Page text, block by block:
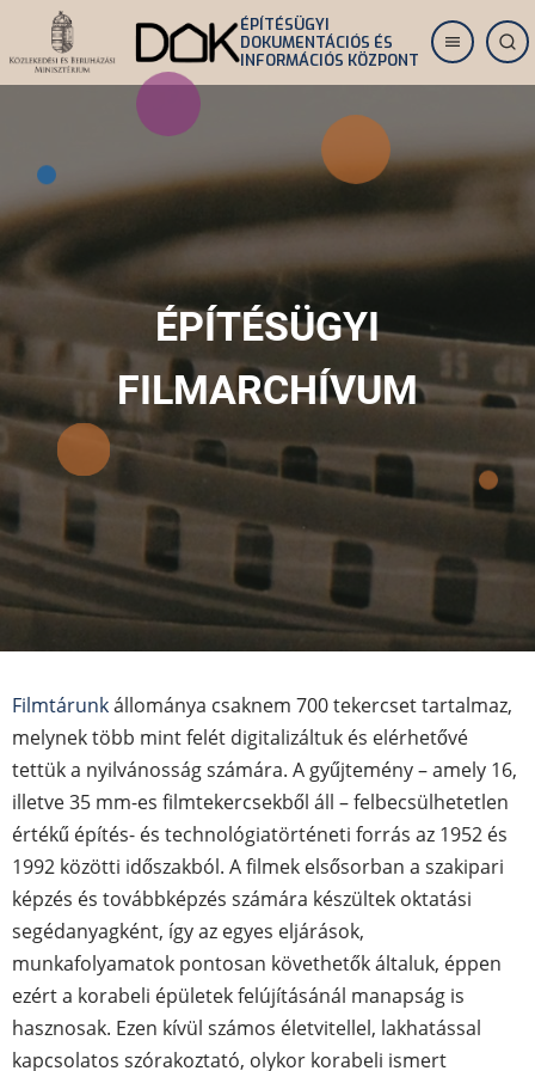
Ugrás
tartalomra
ÉPÍTÉSÜGYI
DOKUMENTÁCIÓS ÉS
INFORMÁCIÓS KÖZPONT
ÉPÍTÉSÜGYI
FILMARCHÍVUM
Filmtárunkállománya csaknem 700 tekercset tartalmaz,
melynek több mint felét digitalizáltuk és elérhetővé
tettük a nyilvánosság számára. A gyűjtemény – amely 16,
illetve 35 mm-es filmtekercsekből áll – felbecsülhetetlen
értékű építés- és technológiatörténeti forrás az 1952 és
1992 közötti időszakból. A filmek elsősorban a szakipari
képzés és továbbképzés számára készültek oktatási
segédanyagként, így az egyes eljárások,
munkafolyamatok pontosan követhetők általuk, éppen
ezért a korabeli épületek felújításánál manapság is
hasznosak. Ezen kívül számos életvitellel, lakhatással
kapcsolatos szórakoztató, olykor korabeli ismert